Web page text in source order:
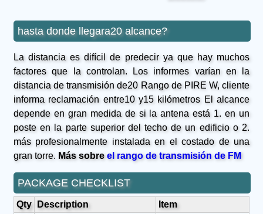
hasta donde llegara20 alcance?
La distancia es difícil de predecir ya que hay muchos
factores que la controlan. Los informes varían en la
distancia de transmisión de20 Rango de PIRE W, cliente
informa reclamación entre10 y15 kilómetros El alcance
depende en gran medida de si la antena está 1. en un
poste en la parte superior del techo de un edificio o 2.
más profesionalmente instalada en el costado de una
gran torre. Más sobreel rango de transmisión de FM
PACKAGE CHECKLIST
Qty Description Item